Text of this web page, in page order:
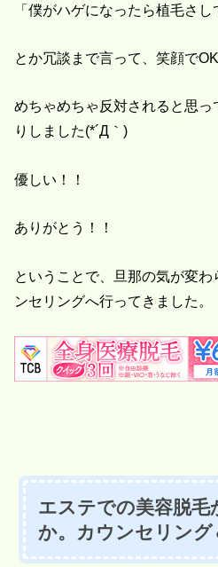
「僕がハゲになったら植毛さし
とか冗談まで言って、笑顔で
めちゃめちゃ反対されると思っ
りしました(*´Д｀)
優しい！！
ありがとう！！
ということで、旦那の気が変
ンセリングへ行ってきました。
エステでの美容脱毛
か。カウンセリング